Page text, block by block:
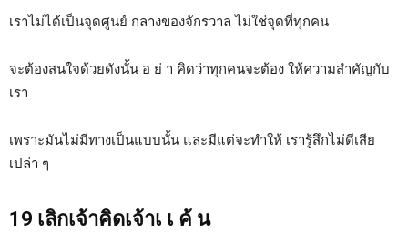
เราไม่ได้เป็นจุดศูนย์ กลางของจักรวาล ไม่ใช่จุดที่ทุกคน
จะต้องสนใจด้วยดังนั้น อ ย่ า คิดว่าทุกคนจะต้อง ให้ความสำคัญกับ
เรา
เพราะมันไม่มีทางเป็นแบบนั้น และมีแต่จะทำให้ เรารู้สึกไม่ดีเสีย
เปล่า ๆ
19 เลิกเจ้าคิดเจ้าเ เ ค้ น